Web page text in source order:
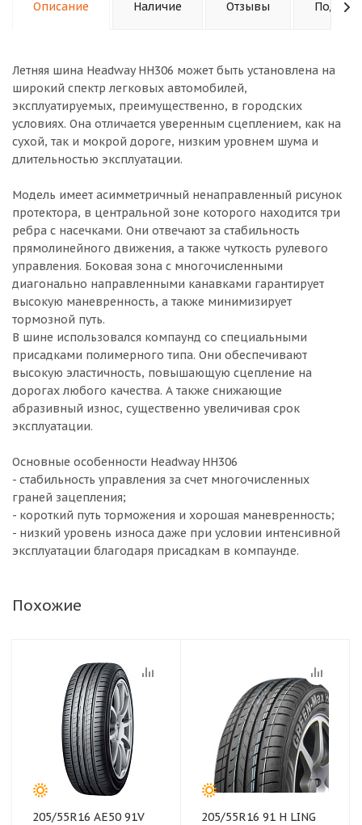
Описание Наличие Отзывы
Летняя шина Headway HH306 может быть установлена на
широкий спектр легковых автомобилей,
эксплуатируемых, преимущественно, в городских
условиях. Она отличается уверенным сцеплением, как на
сухой, так и мокрой дороге, низким уровнем шума и
длительностью эксплуатации.
Модель имеет асимметричный ненаправленный рисунок
протектора, в центральной зоне которого находится три
ребра с насечками. Они отвечают за стабильность
прямолинейного движения, а также чуткость рулевого
управления. Боковая зона с многочисленными
диагонально направленными канавками гарантирует
высокую маневренность, а также минимизирует
тормозной путь.
В шине использовался компаунд со специальными
присадками полимерного типа. Они обеспечивают
высокую эластичность, повышающую сцепление на
дорогах любого качества. А также снижающие
абразивный износ, существенно увеличивая срок
эксплуатации.
Основные особенности Headway HH306
- стабильность управления за счет многочисленных
граней зацепления;
- короткий путь торможения и хорошая маневренность;
- низкий уровень износа даже при условии интенсивной
эксплуатации благодаря присадкам в компаунде.
Похожие
205/55R16 AE50 91V
205/55R16 91 H LING